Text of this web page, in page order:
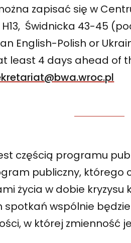
zapisać się w
H13, Świdnicka 43-45
English-Polish or
least 4 days ahead of
częścią programu
publiczny, którego
życia w dobie kryzysu
spotkań wspólnie
w której zmienność